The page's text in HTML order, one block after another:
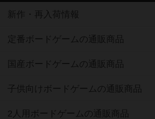
新作・再入荷情報
定番ボードゲームの通販商品
国産ボードゲームの通販商品
子供向けボードゲームの通販商品
2人用ボードゲームの通販商品